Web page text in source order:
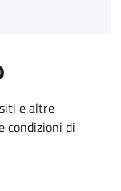
e altre
condizioni di